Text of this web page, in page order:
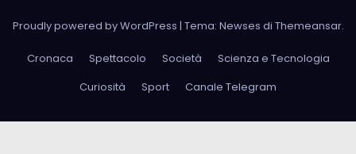
Proudly powered by WordPress | Tema: Newses di Themeansar.
Cronaca Spettacolo Società
Scienza e Tecnologia
Curiosità
Sport Canale Telegram